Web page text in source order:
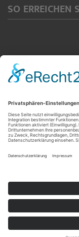
SO ERREICHEN
© 2017-2019 Schuh-Sport